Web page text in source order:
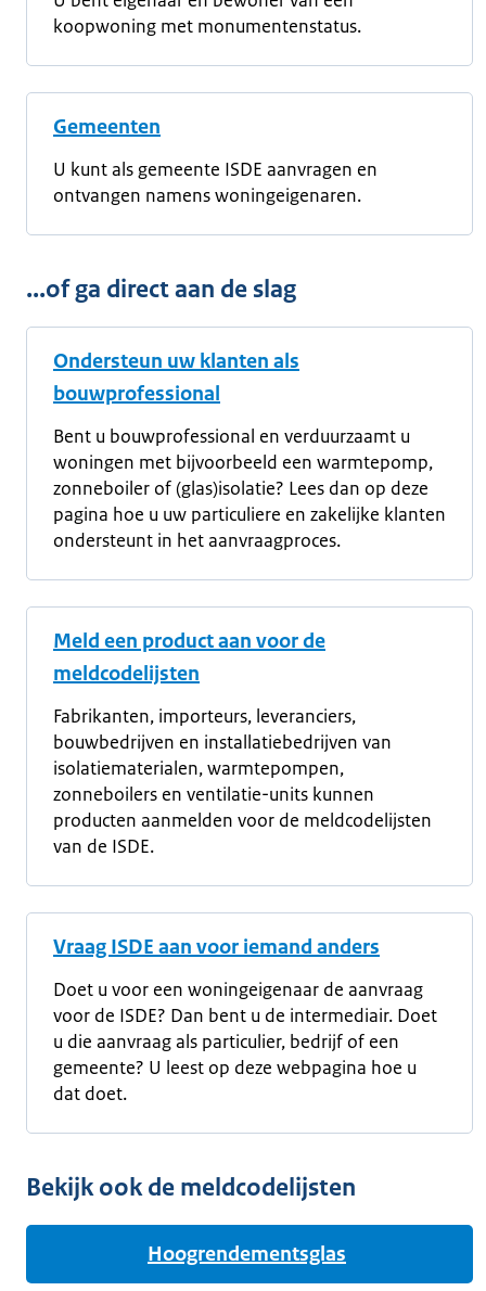
koopwoning met monumentenstatus.
Gemeenten
U kunt als gemeente ISDE aanvragen en
ontvangen namens woningeigenaren.
...of ga direct aan de slag
Ondersteun uw klanten als
bouwprofessional
Bent u bouwprofessional en verduurzaamt u
woningen met bijvoorbeeld een warmtepomp,
zonneboiler of (glas)isolatie? Lees dan op deze
pagina hoe u uw particuliere en zakelijke klanten
ondersteunt in het aanvraagproces.
Meld een product aan voor de
meldcodelijsten
Fabrikanten, importeurs, leveranciers,
bouwbedrijven en installatiebedrijven van
isolatiematerialen, warmtepompen,
zonneboilers en ventilatie-units kunnen
producten aanmelden voor de meldcodelijsten
van de ISDE.
Vraag ISDE aan voor iemand anders
Doet u voor een woningeigenaar de aanvraag
voor de ISDE? Dan bent u de intermediair. Doet
u die aanvraag als particulier, bedrijf of een
gemeente? U leest op deze webpagina hoe u
dat doet.
Bekijk ook de meldcodelijsten
Hoogrendementsglas